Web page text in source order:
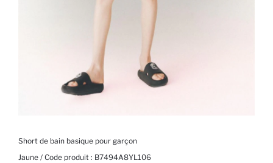
Short de bain basique pour garçon
Jaune / Code produit : B7494A8YL106